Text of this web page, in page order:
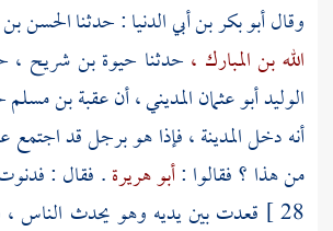
وقالأبو بكر بن أبي الدنيا: حدثناالحسن
الله بن المبارك ، حدثنا حيوة بن شريح ،
الوليد أبو عثمان المديني ،أنعقبة بن مسلم
أنه دخلالمدينة ،فإذا هو برجل قد اجتمع
من هذا ؟ فقالوا :أبو هريرة. فقال :
28 ] قعدت بين يديه وهو يحدث الناس